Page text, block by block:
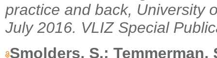
practice and back, University
July 2016. VLIZ Special
Smolders, S.; Temmerman,